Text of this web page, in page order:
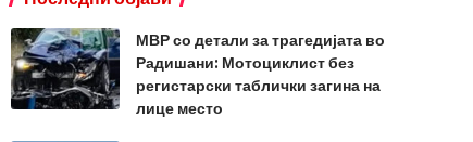
МВР со детали за трагедијата во
Радишани: Мотоциклист без
регистарски таблички загина на
лице место